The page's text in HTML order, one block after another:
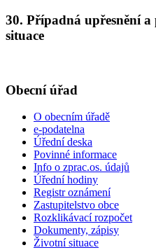
30. Případná upřesnění
situace
Obecní úřad
O obecním úřadě
e-podatelna
Úřední deska
Povinné informace
Info o zprac.os. údajů
Úřední hodiny
Registr oznámení
Zastupitelstvo obce
Rozklikávací rozpočet
Dokumenty, zápisy
Životní situace